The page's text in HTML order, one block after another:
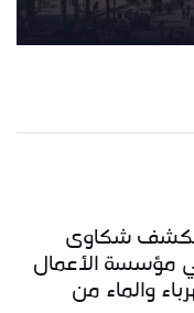
يكشف شكاوى
مؤسسة الأعمال
والماء من